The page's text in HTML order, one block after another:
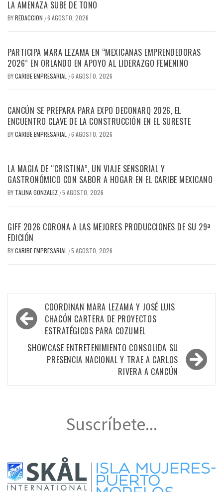
LA AMENAZA SUBE DE TONO
BYREDACCION /6 AGOSTO, 2026
PARTICIPA MARA LEZAMA EN “MEXICANAS EMPRENDEDORAS
2026” EN ORLANDO EN APOYO AL LIDERAZGO FEMENINO
BYCARIBE EMPRESARIAL /6 AGOSTO, 2026
CANCÚN SE PREPARA PARA EXPO DECONARQ 2026, EL
ENCUENTRO CLAVE DE LA CONSTRUCCIÓN EN EL SURESTE
BYCARIBE EMPRESARIAL /6 AGOSTO, 2026
LA MAGIA DE “CRISTINA”, UN VIAJE SENSORIAL Y
GASTRONÓMICO CON SABOR A HOGAR EN EL CARIBE MEXICANO
BY TALINA GONZALEZ /5 AGOSTO, 2026
GIFF 2026 CORONA A LAS MEJORES PRODUCCIONES DE SU 29ª
EDICIÓN
BYCARIBE EMPRESARIAL /5 AGOSTO, 2026
Navegación
de
entradas
COORDINAN MARA LEZAMA Y JOSÉ LUIS
CHACÓN CARTERA DE PROYECTOS
ESTRATÉGICOS PARA COZUMEL
SHOWCASE ENTRETENIMIENTO CONSOLIDA SU
PRESENCIA NACIONAL Y TRAE A CARLOS
RIVERA A CANCÚN
Suscríbete...